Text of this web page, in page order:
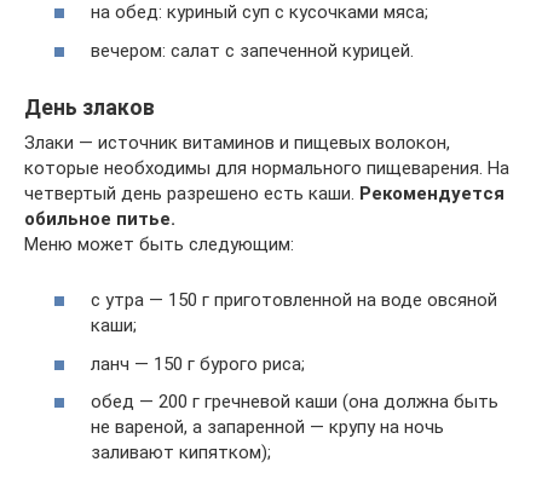
на обед: куриный суп с кусочками мяса;
вечером: салат с запеченной курицей.
День злаков
Злаки — источник витаминов и пищевых волокон,
которые необходимы для нормального пищеварения. На
четвертый день разрешено есть каши. Рекомендуется
обильное питье.
Меню может быть следующим:
с утра — 150 г приготовленной на воде овсяной
каши;
ланч — 150 г бурого риса;
обед — 200 г гречневой каши (она должна быть
не вареной, а запаренной — крупу на ночь
заливают кипятком);